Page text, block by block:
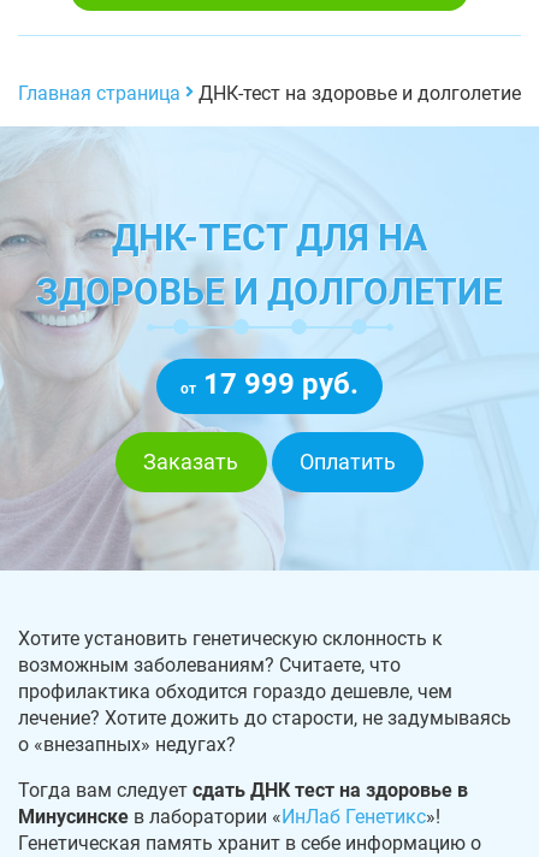
Главная страница ДНК-тест на здоровье и долголетие
ДНК-ТЕСТ ДЛЯ НА
ЗДОРОВЬЕ И ДОЛГОЛЕТИЕ
от 17 999 руб.
Заказать Оплатить
Хотите установить генетическую склонность к
возможным заболеваниям? Считаете, что
профилактика обходится гораздо дешевле, чем
лечение? Хотите дожить до старости, не задумываясь
о «внезапных» недугах?
Тогда вам следует сдать ДНК тест на здоровье в
Минусинске в лаборатории « ИнЛаб Генетикс»!
Генетическая память хранит в себе информацию о